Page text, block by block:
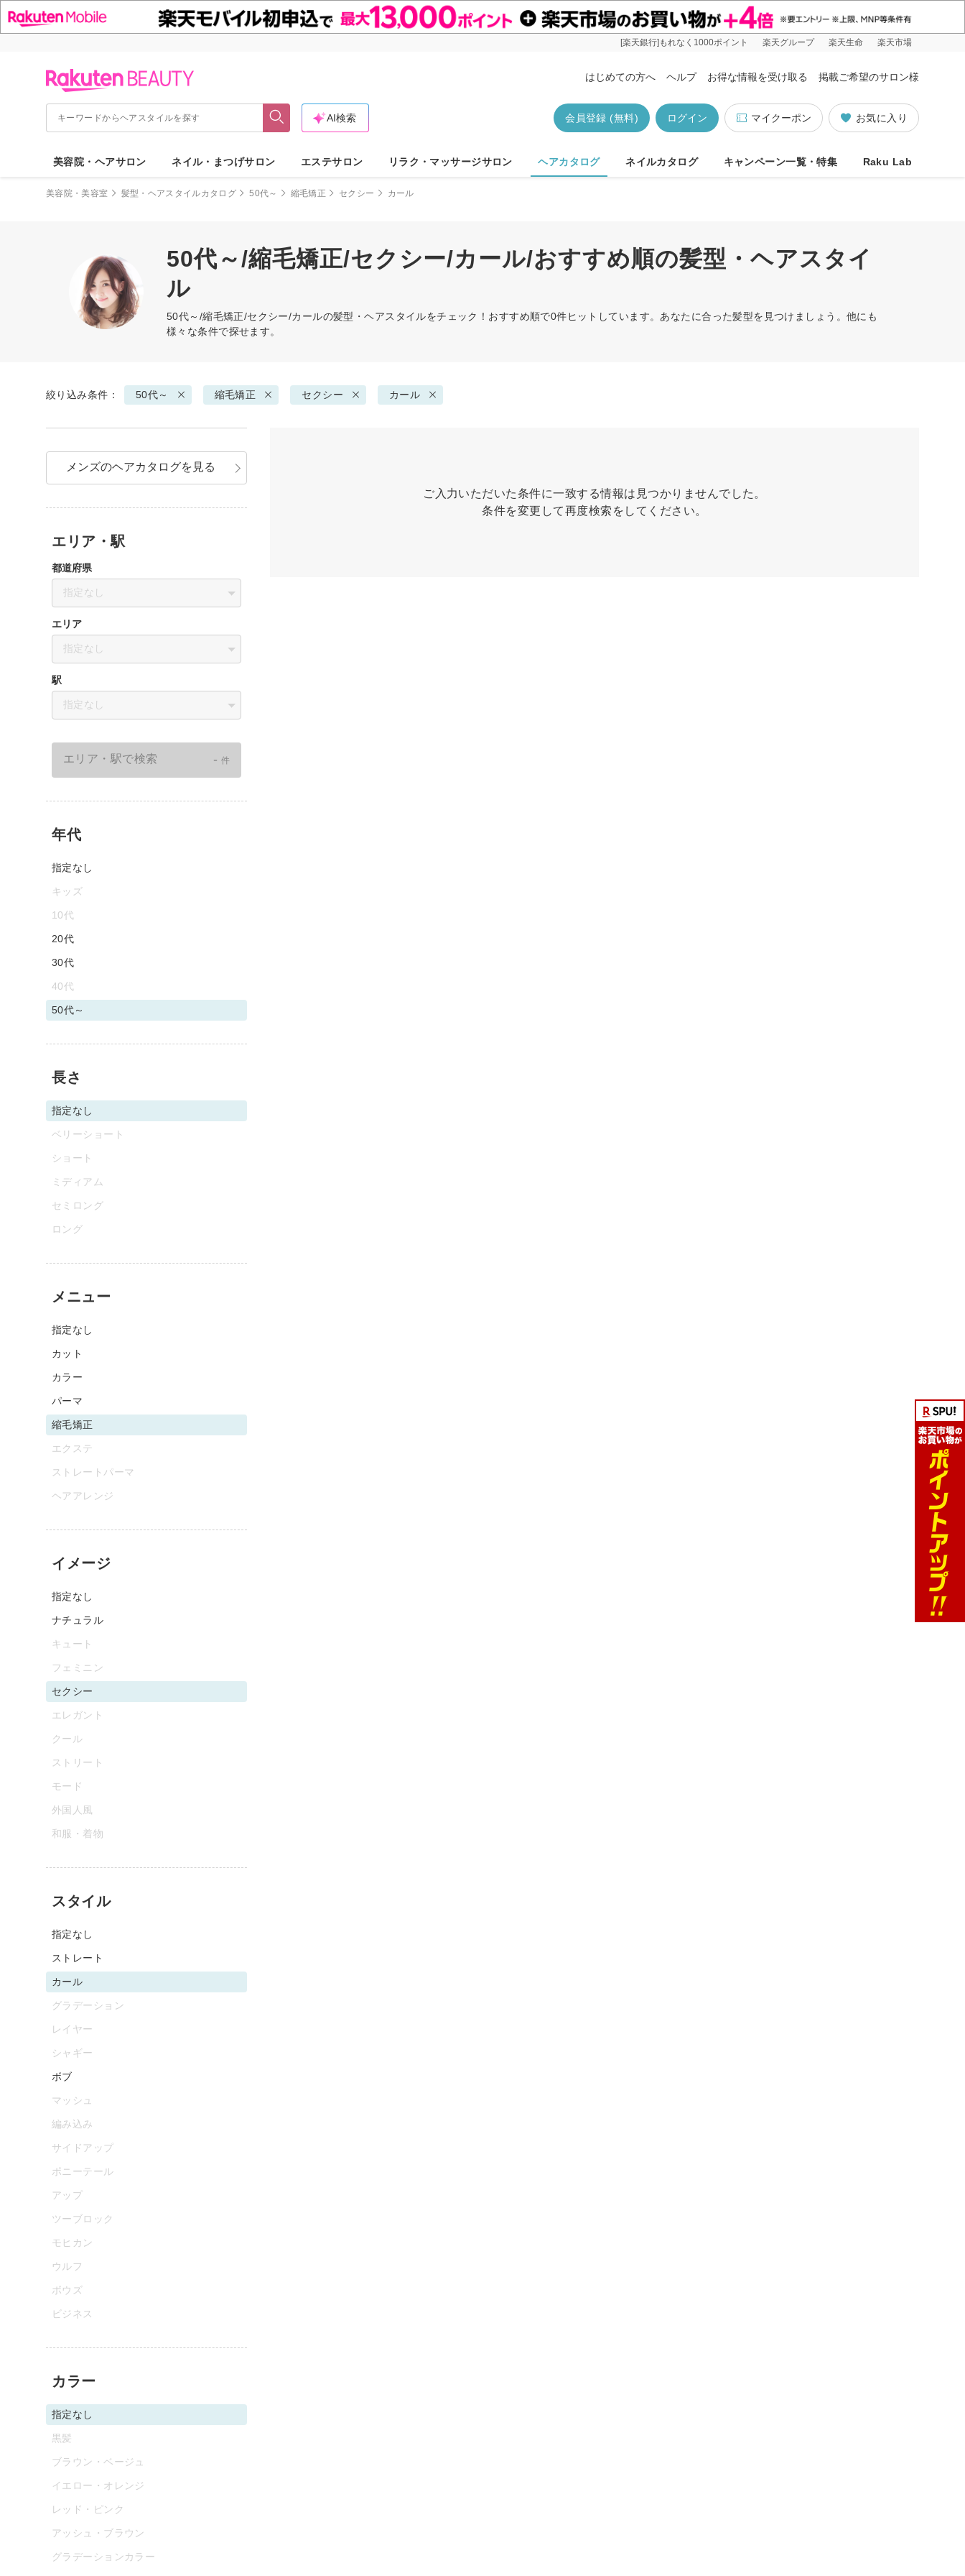
[楽天銀行]もれなく1000ポイント 楽天グループ 楽天生命 楽天市場
はじめての方へ ヘルプ お得な情報を受け取る 掲載ご希望のサロン様
お気に入り
マイクーポン
ログイン
会員登録 (無料)
AI検索
美容院・ヘアサロン ネイル・まつげサロン エステサロン リラク・マッサージサロン ヘアカタログ ネイルカタログ キャンペーン一覧・特集 Raku Lab
美容院・美容室 髪型・ヘアスタイルカタログ 50代～ 縮毛矯正 セクシー カール
50代～/縮毛矯正/セクシー/カール/おすすめ順の髪型・ヘアスタイ
ル
50代～/縮毛矯正/セクシー/カールの髪型・ヘアスタイルをチェック！おすすめ順で0件ヒットしています。あなたに合った髪型を見つけましょう。他にも
様々な条件で探せます。
絞り込み条件： 50代～ 縮毛矯正 セクシー カール
ご入力いただいた条件に一致する情報は見つかりませんでした。
条件を変更して再度検索をしてください。
メンズのヘアカタログを見る
エリア・駅
都道府県
指定なし
エリア
指定なし
駅
指定なし
エリア・駅で検索 - 件
年代
指定なし
キッズ
10代
20代
30代
40代
50代～
長さ
指定なし
ベリーショート
ショート
ミディアム
セミロング
ロング
メニュー
指定なし
カット
カラー
パーマ
縮毛矯正
エクステ
ストレートパーマ
ヘアアレンジ
イメージ
指定なし
ナチュラル
キュート
フェミニン
セクシー
エレガント
クール
ストリート
モード
外国人風
和服・着物
スタイル
指定なし
ストレート
カール
グラデーション
レイヤー
シャギー
ボブ
マッシュ
編み込み
サイドアップ
ポニーテール
アップ
ツーブロック
モヒカン
ウルフ
ボウズ
ビジネス
カラー
指定なし
黒髪
ブラウン・ベージュ
イエロー・オレンジ
レッド・ピンク
アッシュ・ブラウン
グラデーションカラー